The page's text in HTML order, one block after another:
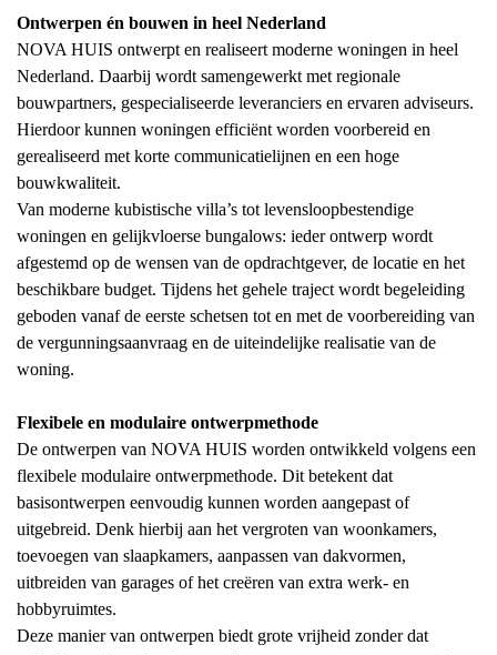
Ontwerpen én bouwen in heel Nederland
NOVA HUIS ontwerpt en realiseert moderne woningen in heel
Nederland. Daarbij wordt samengewerkt met regionale
bouwpartners, gespecialiseerde leveranciers en ervaren adviseurs.
Hierdoor kunnen woningen efficiënt worden voorbereid en
gerealiseerd met korte communicatielijnen en een hoge
bouwkwaliteit.
Van moderne kubistische villa’s tot levensloopbestendige
woningen en gelijkvloerse bungalows: ieder ontwerp wordt
afgestemd op de wensen van de opdrachtgever, de locatie en het
beschikbare budget. Tijdens het gehele traject wordt begeleiding
geboden vanaf de eerste schetsen tot en met de voorbereiding van
de vergunningsaanvraag en de uiteindelijke realisatie van de
woning.
Flexibele en modulaire ontwerpmethode
De ontwerpen van NOVA HUIS worden ontwikkeld volgens een
flexibele modulaire ontwerpmethode. Dit betekent dat
basisontwerpen eenvoudig kunnen worden aangepast of
uitgebreid. Denk hierbij aan het vergroten van woonkamers,
toevoegen van slaapkamers, aanpassen van dakvormen,
uitbreiden van garages of het creëren van extra werk- en
hobbyruimtes.
Deze manier van ontwerpen biedt grote vrijheid zonder dat